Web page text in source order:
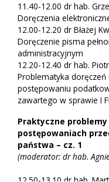
11.40-12.00 dr hab.
Doręczenia
12.00-12.20 dr Błażej
Doręczenie pisma
administracyjnym
12.20-12.40 dr hab.
Problematyka
postępowaniu
zawartego w sprawie I
Praktyczne
postępowaniach
państwa – cz. 1
(moderator: dr hab.